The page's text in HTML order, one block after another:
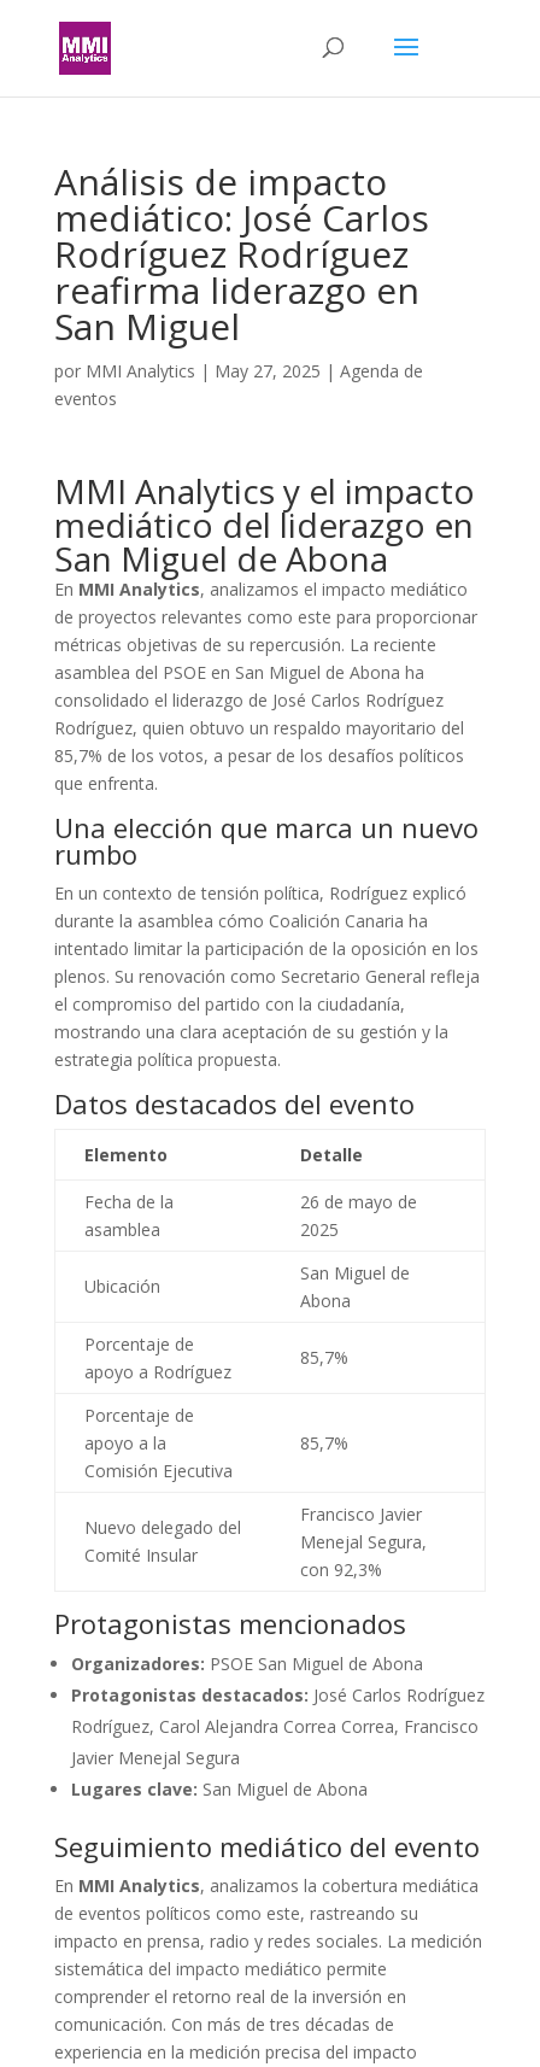
Análisis de impacto
mediático: José Carlos
Rodríguez Rodríguez
reafirma liderazgo en
San Miguel
por MMI Analytics | May 27, 2025 | Agenda de
eventos
MMI Analytics y el impacto
mediático del liderazgo en
San Miguel de Abona
En MMI Analytics, analizamos el impacto mediático
de proyectos relevantes como este para proporcionar
métricas objetivas de su repercusión. La reciente
asamblea del PSOE en San Miguel de Abona ha
consolidado el liderazgo de José Carlos Rodríguez
Rodríguez, quien obtuvo un respaldo mayoritario del
85,7% de los votos, a pesar de los desafíos políticos
que enfrenta.
Una elección que marca un nuevo
rumbo
En un contexto de tensión política, Rodríguez explicó
durante la asamblea cómo Coalición Canaria ha
intentado limitar la participación de la oposición en los
plenos. Su renovación como Secretario General refleja
el compromiso del partido con la ciudadanía,
mostrando una clara aceptación de su gestión y la
estrategia política propuesta.
Datos destacados del evento
Elemento Detalle
Fecha de la
asamblea
26 de mayo de
2025
Ubicación
San Miguel de
Abona
Porcentaje de
apoyo a Rodríguez
85,7%
Porcentaje de
apoyo a la
Comisión Ejecutiva
85,7%
Nuevo delegado del
Comité Insular
Francisco Javier
Menejal Segura,
con 92,3%
Protagonistas mencionados
Organizadores: PSOE San Miguel de Abona
Protagonistas destacados: José Carlos Rodríguez
Rodríguez, Carol Alejandra Correa Correa, Francisco
Javier Menejal Segura
Lugares clave: San Miguel de Abona
Seguimiento mediático del evento
En MMI Analytics, analizamos la cobertura mediática
de eventos políticos como este, rastreando su
impacto en prensa, radio y redes sociales. La medición
sistemática del impacto mediático permite
comprender el retorno real de la inversión en
comunicación. Con más de tres décadas de
experiencia en la medición precisa del impacto